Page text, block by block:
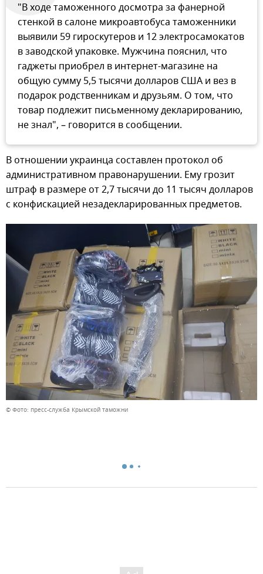
"В ходе таможенного досмотра за фанерной
стенкой в салоне микроавтобуса таможенники
выявили 59 гироскутеров и 12 электросамокатов
в заводской упаковке. Мужчина пояснил, что
гаджеты приобрел в интернет-магазине на
общую сумму 5,5 тысячи долларов США и вез в
подарок родственникам и друзьям. О том, что
товар подлежит письменному декларированию,
не знал", – говорится в сообщении.
В отношении украинца составлен протокол об
административном правонарушении. Ему грозит
штраф в размере от 2,7 тысячи до 11 тысяч долларов
с конфискацией незадекларированных предметов.
© Фото: пресс-служба Крымской таможни